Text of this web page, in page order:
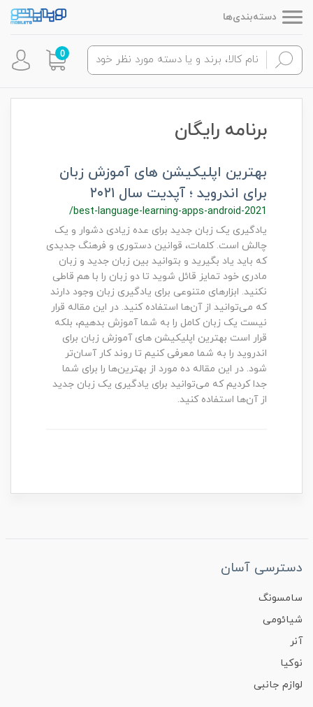
دسته‌بندی‌ها
0
برنامه رایگان
بهترین اپلیکیشن های آموزش زبان
برای اندروید ؛ آپدیت سال ۲۰۲۱
/best-language-learning-apps-android-2021
یادگیری یک زبان جدید برای عده زیادی دشوار و یک
چالش است. کلمات، قوانین دستوری و فرهنگ جدیدی
که باید یاد بگیرید و بتوانید بین زبان جدید و زبان
مادری خود تمایز قائل شوید تا دو زبان را با هم قاطی
نکنید. ابزارهای متنوعی برای یادگیری زبان وجود دارند
که می‌توانید از آن‌ها استفاده کنید. در این مقاله قرار
نیست یک زبان کامل را به شما آموزش بدهیم، بلکه
قرار است بهترین اپلیکیشن های آموزش زبان برای
اندروید را به شما معرفی کنیم تا روند کار آسان‌تر
شود. در این مقاله ده مورد از بهترین‌ها را برای شما
جدا کردیم که می‌توانید برای یادگیری یک زبان جدید
از آن‌ها استفاده کنید.
دسترسی آسان
سامسونگ
شیائومی
آنر
نوکیا
لوازم جانبی